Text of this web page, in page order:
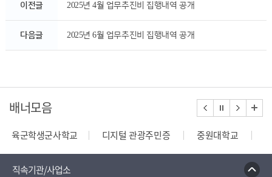
이전글 2025년 4월 업무추진비 집행내역 공개
다음글 2025년 6월 업무추진비 집행내역 공개
배너모음
육군학생군사학교 디지털 관광주민증 중원대학교
직속기관/사업소